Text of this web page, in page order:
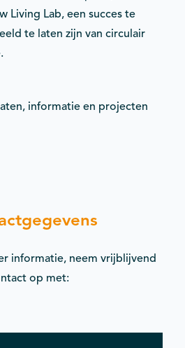
Living Lab, een succes te
te laten zijn van circulair
informatie en projecten
informatie, neem vrijblijvend
op met: